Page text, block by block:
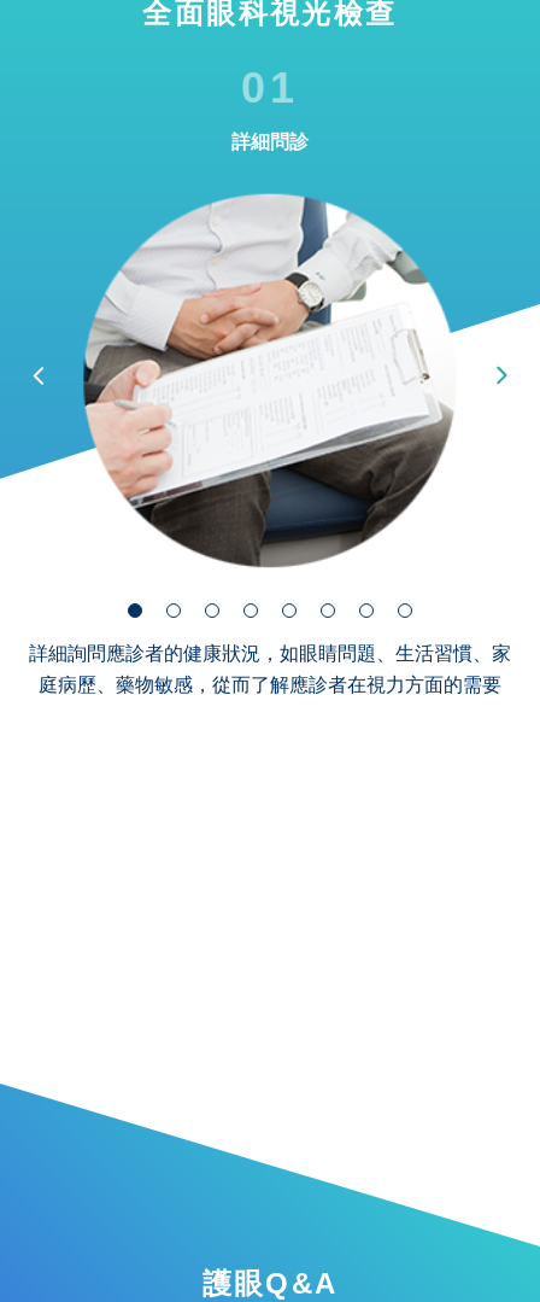
全面眼科視光檢查
01
詳細問診
詳細詢問應診者的健康狀況，如眼睛問題、生活習慣、家
庭病歷、藥物敏感，從而了解應診者在視力方面的需要
護眼Q&A